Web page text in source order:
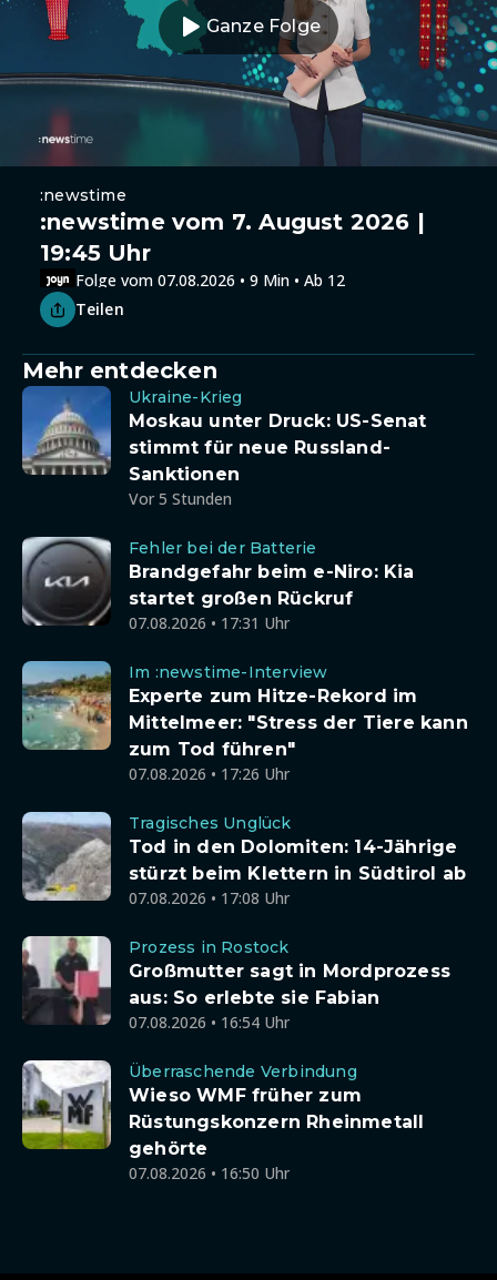
Ganze Folge
:newstime
:newstime vom 7. August 2026 |
19:45 Uhr
Folge vom 07.08.2026 • 9 Min • Ab 12
Teilen
Mehr entdecken
Ukraine-Krieg
Moskau unter Druck: US-Senat
stimmt für neue Russland-
Sanktionen
Vor 5 Stunden
Fehler bei der Batterie
Brandgefahr beim e-Niro: Kia
startet großen Rückruf
07.08.2026 • 17:31 Uhr
Im :newstime-Interview
Experte zum Hitze-Rekord im
Mittelmeer: "Stress der Tiere kann
zum Tod führen"
07.08.2026 • 17:26 Uhr
Tragisches Unglück
Tod in den Dolomiten: 14-Jährige
stürzt beim Klettern in Südtirol ab
07.08.2026 • 17:08 Uhr
Prozess in Rostock
Großmutter sagt in Mordprozess
aus: So erlebte sie Fabian
07.08.2026 • 16:54 Uhr
Überraschende Verbindung
Wieso WMF früher zum
Rüstungskonzern Rheinmetall
gehörte
07.08.2026 • 16:50 Uhr